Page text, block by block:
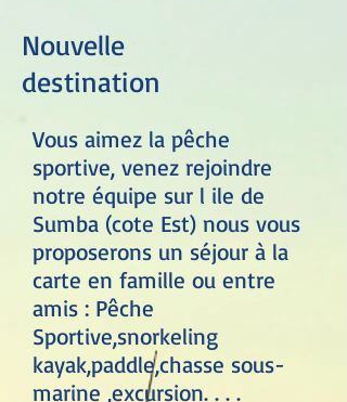
Vous aimez la pêche
sportive, venez rejoindre
notre équipe sur l ile de
Sumba (cote Est) nous vous
proposerons un séjour à la
carte en famille ou entre
amis : Pêche
Sportive,snorkeling
kayak,paddle,chasse sous-
marine ,excursion. . . .
Nouvelle
destination